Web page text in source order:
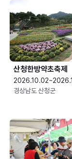
산청한방약초축제
경상남도 산청군